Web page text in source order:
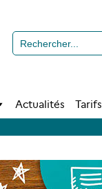
Actualités Tarifs